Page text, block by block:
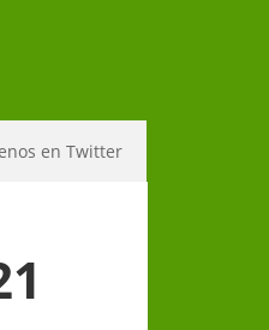
en Twitter